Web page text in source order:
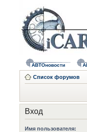
АВТОновости
Список форумов
Вход
Имя пользователя: